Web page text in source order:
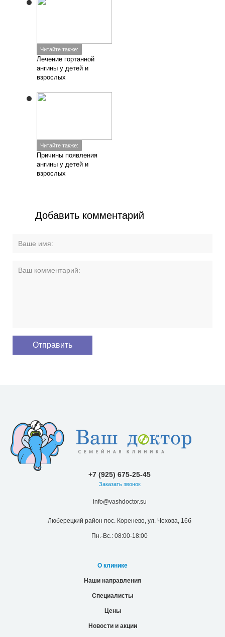
Читайте также:
Лечение гортанной
ангины у детей и
взрослых
Читайте также:
Причины появления
ангины у детей и
взрослых
Добавить комментарий
+7 (925) 675-25-45
Заказать звонок
info@vashdoctor.su
Люберецкий район пос. Коренево, ул. Чехова, 16б
Пн.-Вс.: 08:00-18:00
О клинике
Наши направления
Специалисты
Цены
Новости и акции